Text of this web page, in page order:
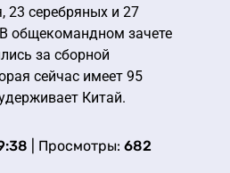
23 серебряных и 27
общекомандном зачете
за сборной
сейчас имеет 95
Китай.
| Просмотры: 682